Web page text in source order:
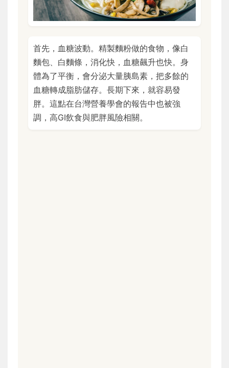
首先，血糖波動。精製麵粉做的食物，像白
麵包、白麵條，消化快，血糖飆升也快。身
體為了平衡，會分泌大量胰島素，把多餘的
血糖轉成脂肪儲存。長期下來，就容易發
胖。這點在台灣營養學會的報告中也被強
調，高GI飲食與肥胖風險相關。